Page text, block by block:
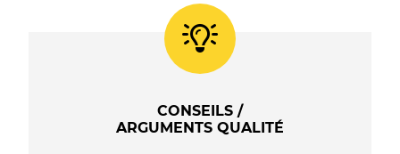
C13T26014012CONSEILS /
ARGUMENTS QUALITÉ